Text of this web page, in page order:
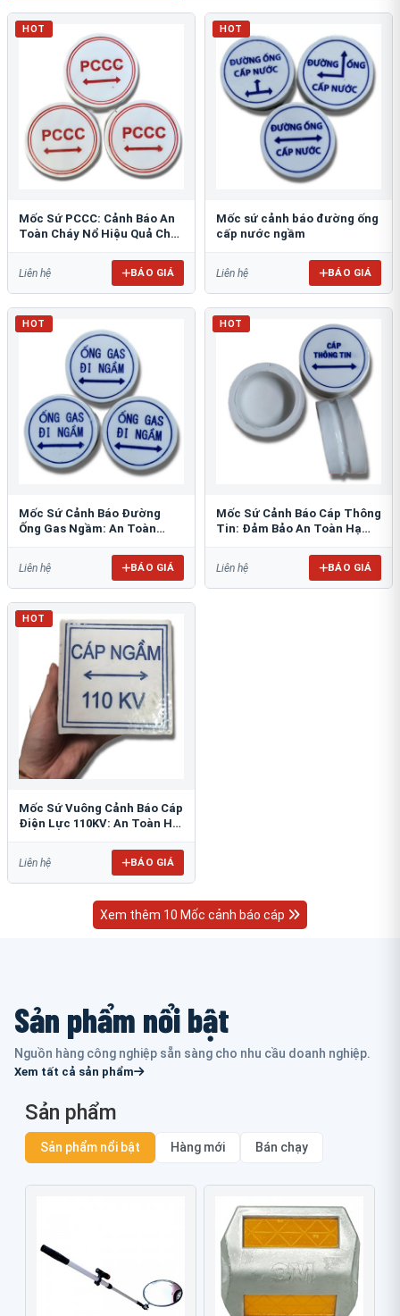
HOT
Mốc Sứ PCCC: Cảnh Báo An
Toàn Cháy Nổ Hiệu Quả Cho
Liên hệ BÁO GIÁ
HOT
Mốc sứ cảnh báo đường ống
cấp nước ngầm
Liên hệ BÁO GIÁ
HOT
Mốc Sứ Cảnh Báo Đường
Ống Gas Ngầm: An Toàn
Liên hệ BÁO GIÁ
HOT
Mốc Sứ Cảnh Báo Cáp Thông
Tin: Đảm Bảo An Toàn Hạ
Liên hệ BÁO GIÁ
HOT
Mốc Sứ Vuông Cảnh Báo Cáp
Điện Lực 110KV: An Toàn Hệ
Liên hệ BÁO GIÁ
Xem thêm 10 Mốc cảnh báo cáp
Sản phẩm nổi bật
Nguồn hàng công nghiệp sẵn sàng cho nhu cầu doanh nghiệp.
Xem tất cả sản phẩm
Sản phẩm
Sản phẩm nổi bật Hàng mới Bán chạy